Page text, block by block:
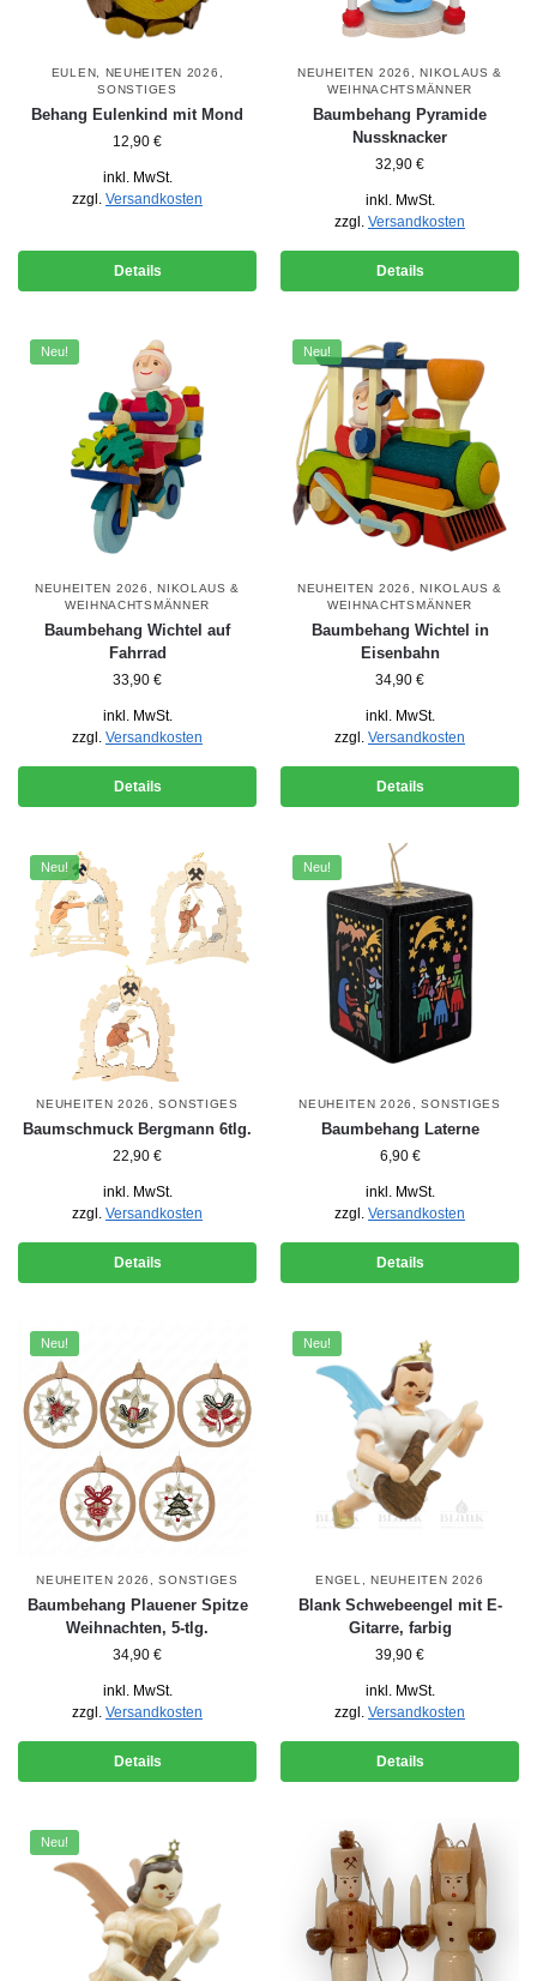
EULEN NEUHEITEN 2026
SONSTIGES
Behang Eulenkind mit Mond
12,90 €
inkl. MwSt.
zzgl. Versandkosten
Details
NEUHEITEN 2026 ,NIKOLAUS &
WEIHNACHTSMÄNNER
Baumbehang Pyramide
Nussknacker
32,90 €
inkl. MwSt.
zzgl. Versandkosten
Details
Neu!
NEUHEITEN 2026 ,NIKOLAUS &
WEIHNACHTSMÄNNER
Baumbehang Wichtel auf
Fahrrad
33,90 €
inkl. MwSt.
zzgl. Versandkosten
Details
Neu!
NEUHEITEN 2026 ,NIKOLAUS &
WEIHNACHTSMÄNNER
Baumbehang Wichtel in
Eisenbahn
34,90 €
inkl. MwSt.
zzgl. Versandkosten
Details
Neu!
NEUHEITEN 2026 ,SONSTIGES
Baumschmuck Bergmann 6tlg.
22,90 €
inkl. MwSt.
zzgl. Versandkosten
Details
Neu!
NEUHEITEN 2026 ,SONSTIGES
Baumbehang Laterne
6,90 €
inkl. MwSt.
zzgl. Versandkosten
Details
Neu!
NEUHEITEN 2026 ,SONSTIGES
Baumbehang Plauener Spitze
Weihnachten, 5-tlg.
34,90 €
inkl. MwSt.
zzgl. Versandkosten
Details
Neu!
ENGEL ,NEUHEITEN 2026
Blank Schwebeengel mit E-
Gitarre, farbig
39,90 €
inkl. MwSt.
zzgl. Versandkosten
Details
Neu!